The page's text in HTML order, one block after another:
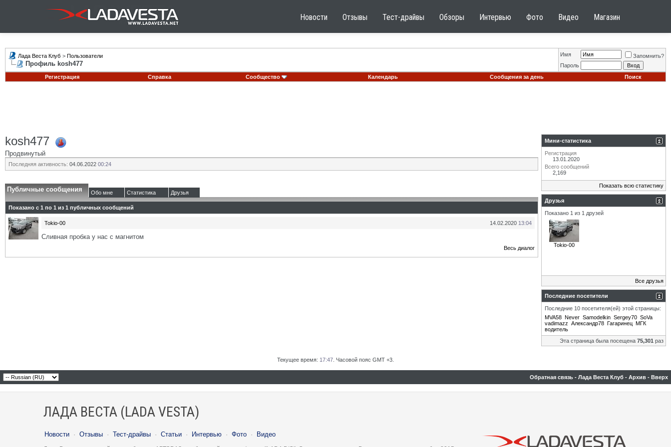
Новости Отзывы Тест-драйвы Обзоры Интервью Фото Видео Магазин
Лада Веста Клуб > Пользователи
Профиль kosh477
Имя
Запомнить?
Пароль
Регистрация
Справка Сообщество Календарь Сообщения за день Поиск
kosh477
Продвинутый
Последняя активность: 04.06.2022 00:24
Публичные сообщения Обо мне Статистика Друзья
Показано с 1 по 1 из 1 публичных сообщений
14.02.2020 13:04
Tokio-00
Сливная пробка у нас с магнитом
Весь диалог
Мини-статистика
Регистрация
13.01.2020
Всего сообщений
2,169
Показать всю статистику
Друзья
Показано 1 из 1 друзей
Tokio-00
Все друзья
Последние посетители
Последние 10 посетителя(ей) этой страницы:
MVA58 Never Samodelkin Sergey70 SoVa
vadimazz Александр78 Гагаринец МГК
водитель
Эта страница была посещена 75,301 раз
Текущее время: 17:47 . Часовой пояс GMT +3.
Обратная связь - Лада Веста Клуб - Архив - Вверх
ЛАДА ВЕСТА (LADA VESTA)
Новости · Отзывы · Тест-драйвы · Статьи · Интервью · Фото · Видео